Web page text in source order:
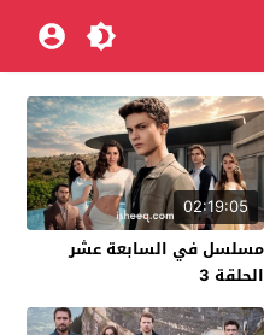
02:19:05
مسلسل في السابعة عشر
الحلقة 3